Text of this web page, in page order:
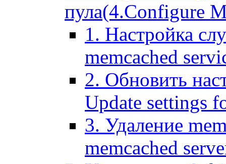
пула(4.Configure
1. Настройка
memcached
2. Обновить
Update settings
3. Удаление
memcached